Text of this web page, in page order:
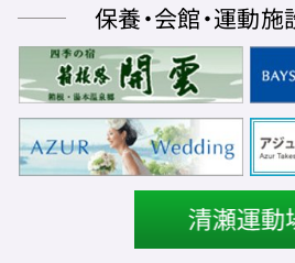
保養・会館・運動